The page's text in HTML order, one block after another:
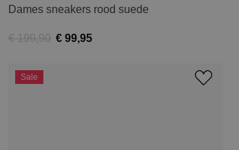
Dames sneakers rood suede
€ 199,90 € 99,95
Sale